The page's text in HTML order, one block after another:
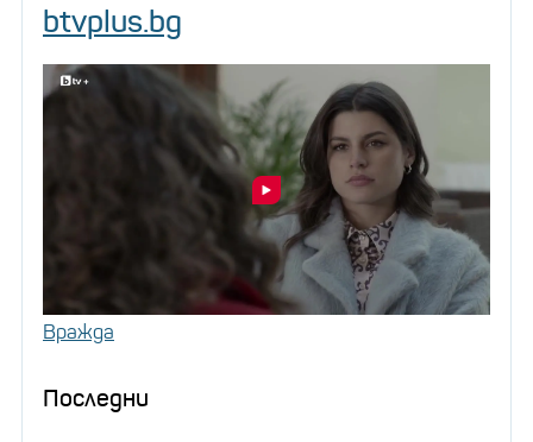
btvplus.bg
Вражда
Последни